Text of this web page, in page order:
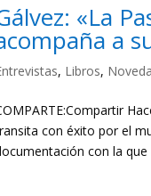
«La
a
, Libros,
con éxito por el
con la que